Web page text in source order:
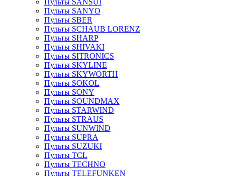
Пульты SANSUI
Пульты SANYO
Пульты SBER
Пульты SCHAUB LORENZ
Пульты SHARP
Пульты SHIVAKI
Пульты SITRONICS
Пульты SKYLINE
Пульты SKYWORTH
Пульты SOKOL
Пульты SONY
Пульты SOUNDMAX
Пульты STARWIND
Пульты STRAUS
Пульты SUNWIND
Пульты SUPRA
Пульты SUZUKI
Пульты TCL
Пульты TECHNO
Пульты TELEFUNKEN